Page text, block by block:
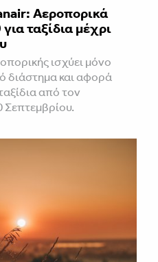
Αεροπορικά
ταξίδια μέχρι
ισχύει μόνο
διάστημα και αφορά
από τον
Σεπτεμβρίου.